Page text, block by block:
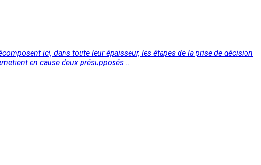
ici, dans toute leur épaisseur, les étapes de la prise de décision
en cause deux présupposés ...